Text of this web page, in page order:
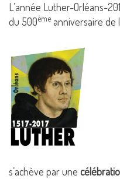
L’année Luther-Orléans-
du 500ème anniversaire de
s’achève par une